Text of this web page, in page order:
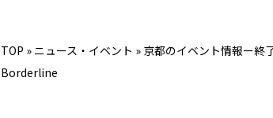
TOP » ニュース・イベント » 京都のイベント情報ー終
Borderline